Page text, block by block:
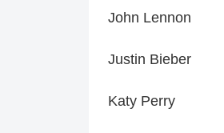
John Lennon
Justin Bieber
Katy Perry